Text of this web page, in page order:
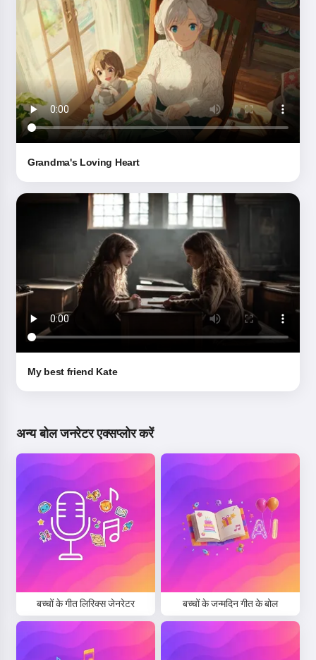
Grandma's Loving Heart
My best friend Kate
अन्य बोल जनरेटर एक्सप्लोर करें
बच्चों के गीत लिरिक्स जेनरेटर बच्चों के जन्मदिन गीत के बोल